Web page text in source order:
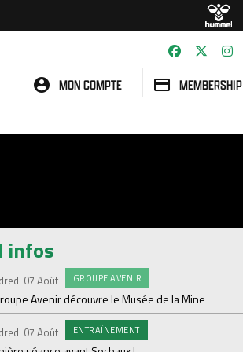
MON COMPTE MEMBERSHIP
infos
07 Août GROUPE AVENIR
Avenir découvre le Musée de la Mine
07 Août ENTRAÎNEMENT